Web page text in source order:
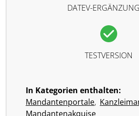
DATEV-
TESTVERSION
In Kategorien enthalten:
Mandantenportale,
Mandantenakquise